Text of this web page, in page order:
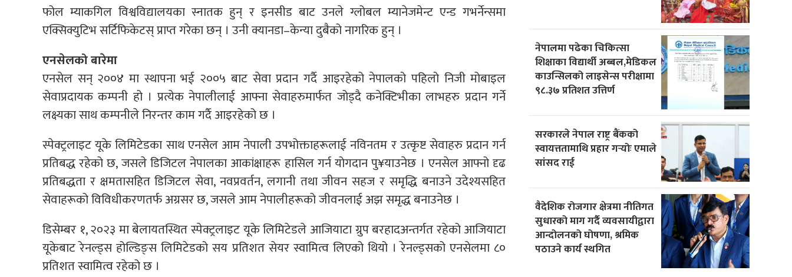
फोल म्याकगिल विश्वविद्यालयका स्नातक हुन् र इनसीड बाट उनले ग्लोबल म्यानेजमेन्ट एन्ड गभर्नेन्समा
एक्सिक्युटिभ सर्टिफिकेटस् प्राप्त गरेका छन् । उनी क्यानडा–केन्या दुबैको नागरिक हुन् ।
एनसेलको बारेमा
एनसेल सन् २००४ मा स्थापना भई २००५ बाट सेवा प्रदान गर्दै आइरहेको नेपालको पहिलो निजी मोबाइल
सेवाप्रदायक कम्पनी हो । प्रत्येक नेपालीलाई आफ्ना सेवाहरुमार्फत जोड्दै कनेक्टिभीका लाभहरु प्रदान गर्ने
लक्ष्यका साथ कम्पनीले निरन्तर काम गर्दै आइरहेको छ ।
स्पेक्ट्रलाइट यूके लिमिटेडका साथ एनसेल आम नेपाली उपभोक्ताहरूलाई नविनतम र उत्कृष्ट सेवाहरु प्रदान गर्न
प्रतिबद्ध रहेको छ, जसले डिजिटल नेपालका आकांक्षाहरू हासिल गर्न योगदान पु¥याउनेछ । एनसेल आफ्नो दृढ
प्रतिबद्धता र क्षमतासहित डिजिटल सेवा, नवप्रवर्तन, लगानी तथा जीवन सहज र समृद्धि बनाउने उदेश्यसहित
सेवाहरूको विविधीकरणतर्फ अग्रसर छ, जसले आम नेपालीहरूको जीवनलाई अझ समृद्ध बनाउनेछ ।
डिसेम्बर १, २०२३ मा बेलायतस्थित स्पेक्ट्रलाइट यूके लिमिटेडले आजियाटा ग्रुप बरहादअन्तर्गत रहेको आजियाटा
यूकेबाट रेनल्ड्स होल्डिङ्स लिमिटेडको सय प्रतिशत सेयर स्वामित्व लिएको थियो । रेनल्ड्सको एनसेलमा ८०
प्रतिशत स्वामित्व रहेको छ ।
नेपालमा पढेका चिकित्सा
शिक्षाका विद्यार्थी अब्बल,मेडिकल
काउन्सिलको लाइसेन्स परीक्षामा
९८.३७ प्रतिशत उत्तिर्ण
सरकारले नेपाल राष्ट्र बैंकको
स्वायत्ततामाथि प्रहार गर्‍योः एमाले
सांसद राई
वैदेशिक रोजगार क्षेत्रमा नीतिगत
सुधारको माग गर्दै व्यवसायीद्वारा
आन्दोलनको घोषणा, श्रमिक
पठाउने कार्य स्थगित